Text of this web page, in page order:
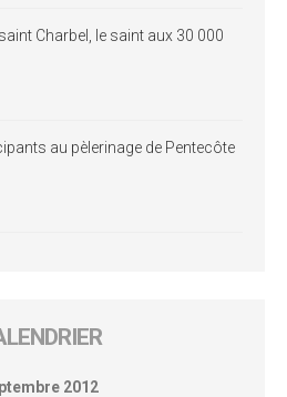
Charbel, le saint aux 30 000
au pèlerinage de Pentecôte
2012